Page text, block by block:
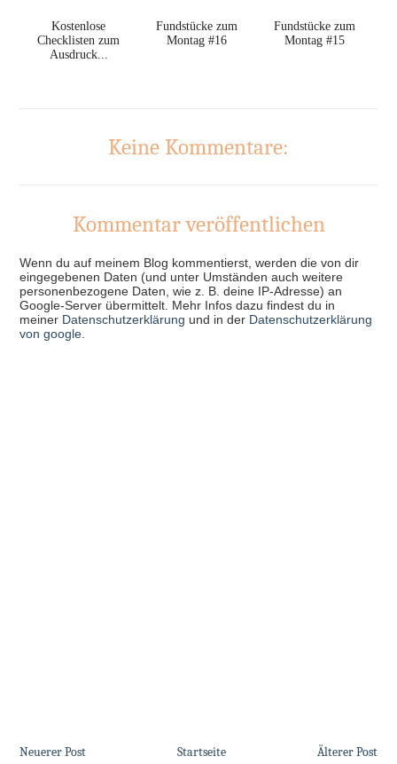
Kostenlose
Checklisten zum
Ausdruck...
Fundstücke zum
Montag #16
Fundstücke zum
Montag #15
Keine Kommentare:
Kommentar veröffentlichen
Wenn du auf meinem Blog kommentierst, werden die von dir
eingegebenen Daten (und unter Umständen auch weitere
personenbezogene Daten, wie z. B. deine IP-Adresse) an
Google-Server übermittelt. Mehr Infos dazu findest du in
meiner Datenschutzerklärung und in der Datenschutzerklärung
von google
Neuerer Post Älterer Post
Startseite